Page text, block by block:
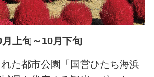
上旬～10月下旬
た都市公園「国営ひたち海浜